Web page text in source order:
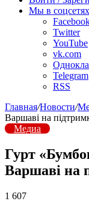
Мы в соцсетях
Twitter
YouTube
vk.com
Telegram
RSS
Главная/Новости/
Варшаві на
Медиа
Гурт
Варшаві на
1 607